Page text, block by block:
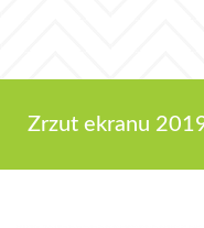
Zrzut ekranu